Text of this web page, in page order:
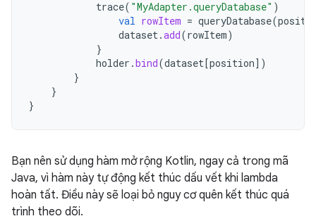
trace( "MyAdapter.queryDatabase" )
val rowItem = queryDatabase(
dataset.add(rowItem)
}
holder .bind(dataset[position] )
}
}
}
Bạn nên sử dụng hàm mở rộng Kotlin, ngay cả trong mã
Java, vì hàm này tự động kết thúc dấu vết khi lambda
hoàn tất. Điều này sẽ loại bỏ nguy cơ quên kết thúc quá
trình theo dõi.